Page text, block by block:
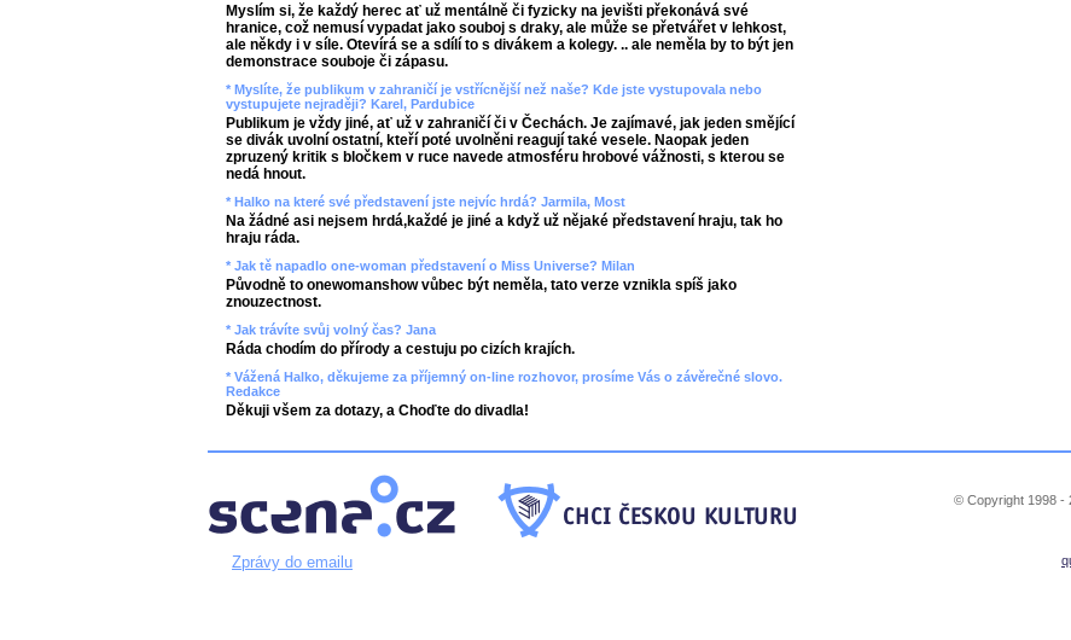
Myslím si, že každý herec ať už mentálně či fyzicky na jevišti překonává své
hranice, což nemusí vypadat jako souboj s draky, ale může se přetvářet v lehkost,
ale někdy i v síle. Otevírá se a sdílí to s divákem a kolegy. .. ale neměla by to být jen
demonstrace souboje či zápasu.
* Myslíte, že publikum v zahraničí je vstřícnější než naše? Kde jste vystupovala nebo
vystupujete nejraději? Karel, Pardubice
Publikum je vždy jiné, ať už v zahraničí či v Čechách. Je zajímavé, jak jeden smějící
se divák uvolní ostatní, kteří poté uvolněni reagují také vesele. Naopak jeden
zpruzený kritik s bločkem v ruce navede atmosféru hrobové vážnosti, s kterou se
nedá hnout.
* Halko na které své představení jste nejvíc hrdá? Jarmila, Most
Na žádné asi nejsem hrdá,každé je jiné a když už nějaké představení hraju, tak ho
hraju ráda.
* Jak tě napadlo one-woman představení o Miss Universe? Milan
Původně to onewomanshow vůbec být neměla, tato verze vznikla spíš jako
znouzectnost.
* Jak trávíte svůj volný čas? Jana
Ráda chodím do přírody a cestuju po cizích krajích.
* Vážená Halko, děkujeme za příjemný on-line rozhovor, prosíme Vás o závěrečné slovo.
Redakce
Děkuji všem za dotazy, a Choďte do divadla!
© Copyright 1998 -
Zprávy do emailu